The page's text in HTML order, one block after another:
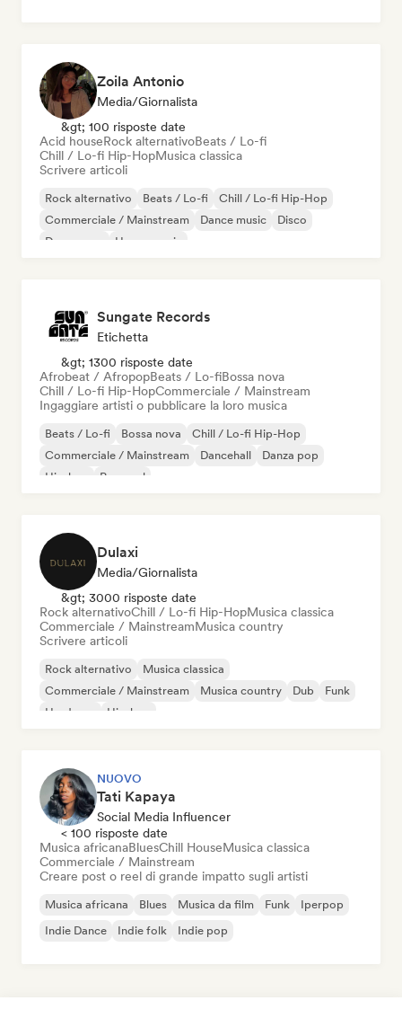
Zoila Antonio
Media/Giornalista
&gt; 100 risposte date
Acid houseRock alternativoBeats / Lo-fi
Chill / Lo-fi Hip-HopMusica classica
Scrivere articoli
Rock alternativo Beats / Lo-fi
Chill / Lo-fi Hip-Hop
Commerciale / Mainstream
Dance music
Disco
Dream pop
House music
Sungate Records
Etichetta
&gt; 1300 risposte date
Afrobeat / AfropopBeats / Lo-fiBossa nova
Chill / Lo-fi Hip-HopCommerciale / Mainstream
Ingaggiare artisti o pubblicare la loro musica
Beats / Lo-fi Bossa nova
Chill / Lo-fi Hip-Hop
Commerciale / Mainstream
Dancehall
Danza pop
Hip-hop
Pop soul
Dulaxi
Media/Giornalista
&gt; 3000 risposte date
Rock alternativoChill / Lo-fi Hip-HopMusica classica
Commerciale / MainstreamMusica country
Scrivere articoli
Rock alternativo
Musica classica
Commerciale / Mainstream
Musica country Dub
Funk
Hardcore
Hip-hop
NUOVO
Tati Kapaya
Social Media Influencer
< 100 risposte date
Musica africanaBluesChill HouseMusica classica
Commerciale / Mainstream
Creare post o reel di grande impatto sugli artisti
Musica africana Blues Musica da film Funk
Iperpop
Indie Dance
Indie folk Indie pop